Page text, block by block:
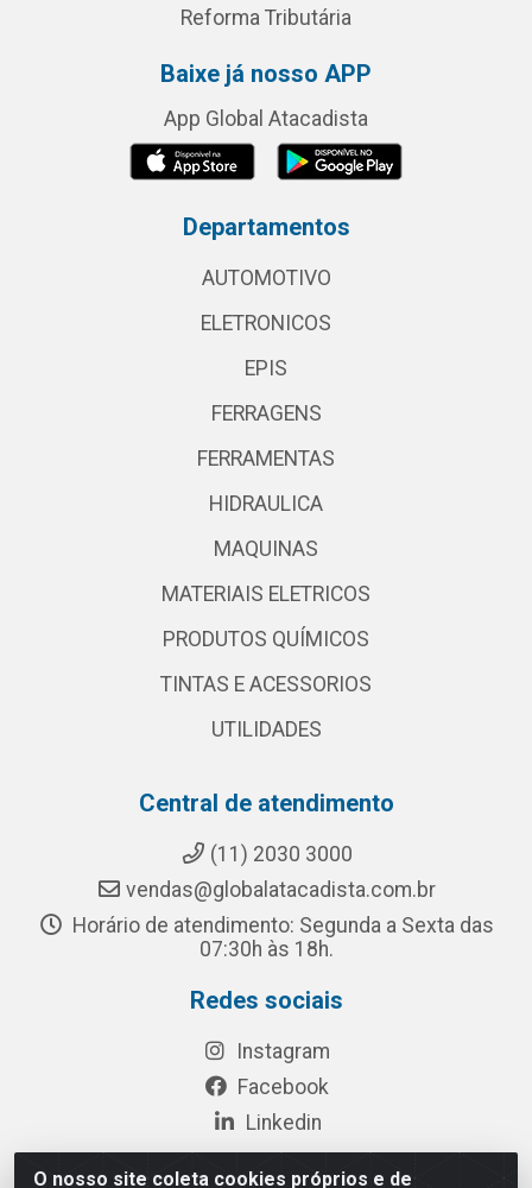
O nosso site coleta cookies próprios e de
Reforma Tributária
Baixe já nosso APP
App Global Atacadista
Departamentos
AUTOMOTIVO
ELETRONICOS
EPIS
FERRAGENS
FERRAMENTAS
HIDRAULICA
MAQUINAS
MATERIAIS ELETRICOS
PRODUTOS QUÍMICOS
TINTAS E ACESSORIOS
UTILIDADES
Central de atendimento
(11) 2030 3000
vendas@globalatacadista.com.br
Horário de atendimento: Segunda a Sexta das
07:30h às 18h.
Redes sociais
Instagram
Facebook
Linkedin